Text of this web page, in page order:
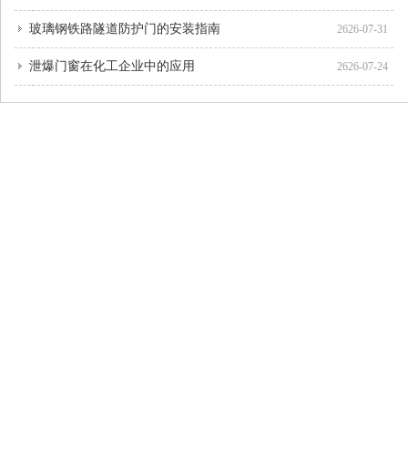
玻璃钢铁路隧道防护门的安装指南 2626-07-31
泄爆门窗在化工企业中的应用 2626-07-24